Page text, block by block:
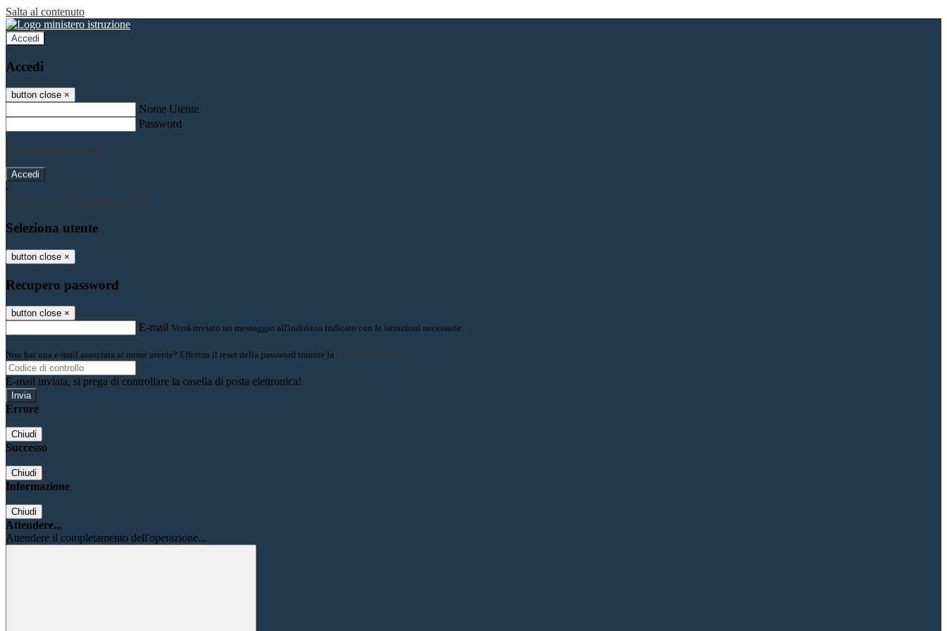
Salta al contenuto
Accedi
Accedi
button close ×
Nome Utente
Password
Password dimenticata?
-
Entra con SPID
Entra con CIE
Seleziona utente
button close ×
Recupero password
button close ×
E-mail Verrà inviato un messaggio all'indirizzo indicato con le istruzioni necessarie.
Non hai una e-mail associata al nome utente? Effettua il reset della password tramite la Login Spaggiari
E-mail inviata, si prega di controllare la casella di posta elettronica!
Errore
Chiudi
Successo
Chiudi
Informazione
Chiudi
Attendere...
Attendere il completamento dell'operazione...